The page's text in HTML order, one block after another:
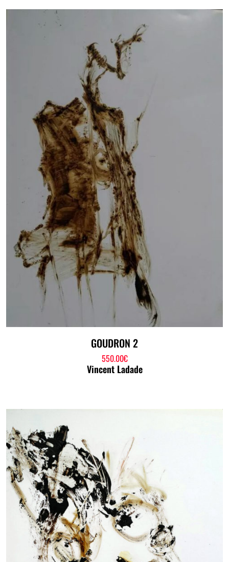
GOUDRON 2
550.00€
Vincent Ladade